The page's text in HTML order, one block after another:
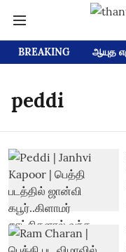
BREAKING ஆயுத
peddi